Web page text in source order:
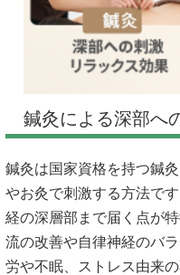
鍼灸による深部へ
鍼灸は国家資格を持つ鍼
やお灸で刺激する方法で
経の深層部まで届く点が
流の改善や自律神経のバ
労や不眠、ストレス由来